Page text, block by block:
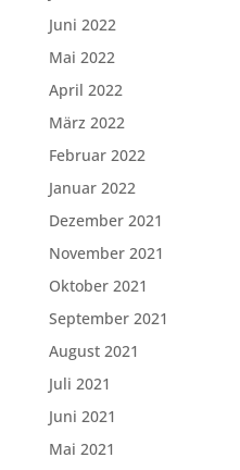
Juni 2022
Mai 2022
April 2022
März 2022
Februar 2022
Januar 2022
Dezember 2021
November 2021
Oktober 2021
September 2021
August 2021
Juli 2021
Juni 2021
Mai 2021